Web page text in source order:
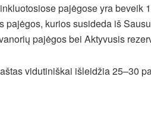
pajėgose yra beveik
pajėgos, kurios susideda iš
pajėgos bei Aktyvusis
vidutiniškai išleidžia 25–30